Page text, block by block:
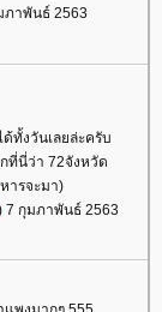
ภาพันธ์ 2563
ทั้งวันเลยล่ะครับ
ที่นี่ว่า 72จังหวัด
ารจะมา)
7 กุมภาพันธ์ 2563